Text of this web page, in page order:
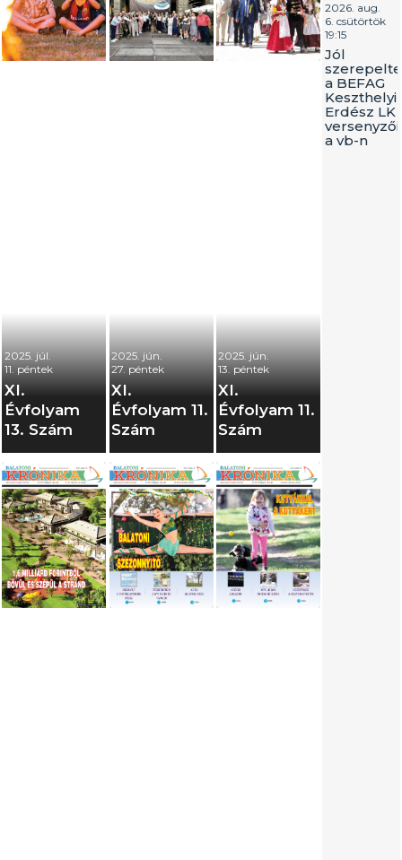
2025. júl.
11. péntek
XI.
Évfolyam
13. Szám
2025. jún.
27. péntek
XI.
Évfolyam 11.
Szám
2025. jún.
13. péntek
XI.
Évfolyam 11.
Szám
2026. aug.
6. csütörtök
19:15
Jól
a BEFAG
Keszthelyi
Erdész LK
versenyzői
a vb-n